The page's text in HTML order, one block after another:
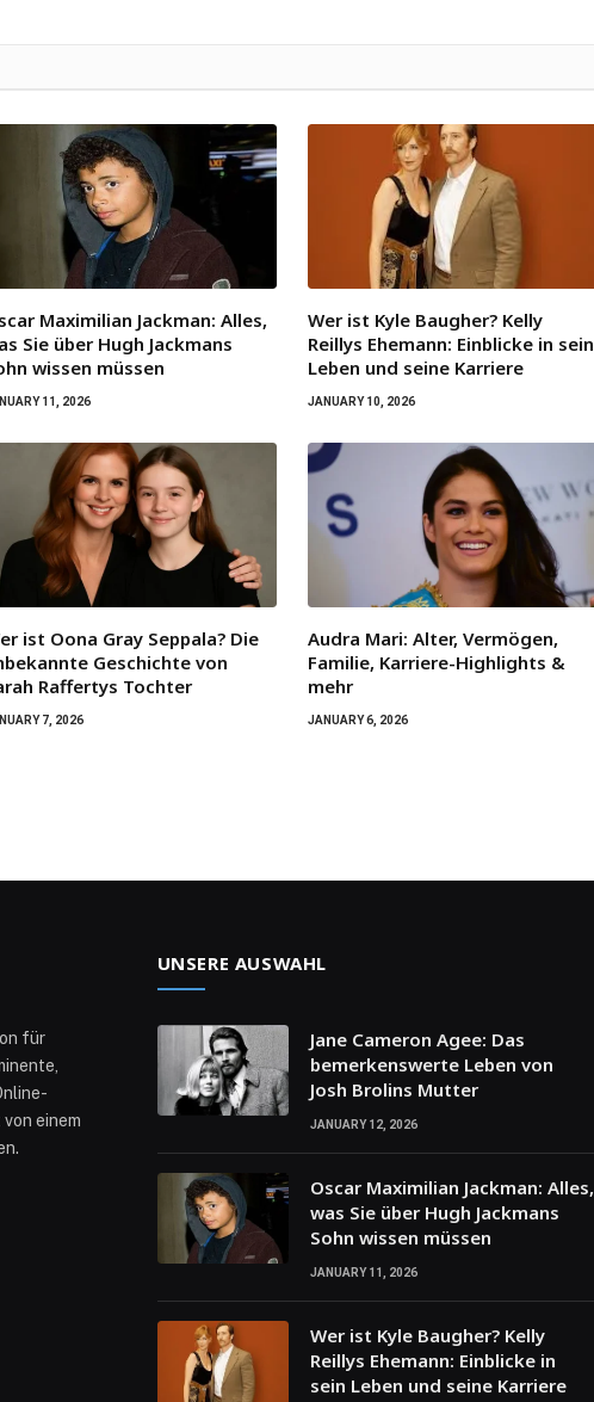
Maximilian Jackman: Alles,
Sie über Hugh Jackmans
wissen müssen
11, 2026
Wer ist Kyle Baugher? Kelly
Reillys Ehemann: Einblicke in sein
Leben und seine Karriere
JANUARY 10, 2026
ist Oona Gray Seppala? Die
Geschichte von
Raffertys Tochter
7, 2026
Audra Mari: Alter, Vermögen,
Familie, Karriere-Highlights &
mehr
JANUARY 6, 2026
für
einem
UNSERE AUSWAHL
Jane Cameron Agee: Das
bemerkenswerte Leben von
Josh Brolins Mutter
JANUARY 12, 2026
Oscar Maximilian Jackman: Alles,
was Sie über Hugh Jackmans
Sohn wissen müssen
JANUARY 11, 2026
Wer ist Kyle Baugher? Kelly
Reillys Ehemann: Einblicke in
sein Leben und seine Karriere